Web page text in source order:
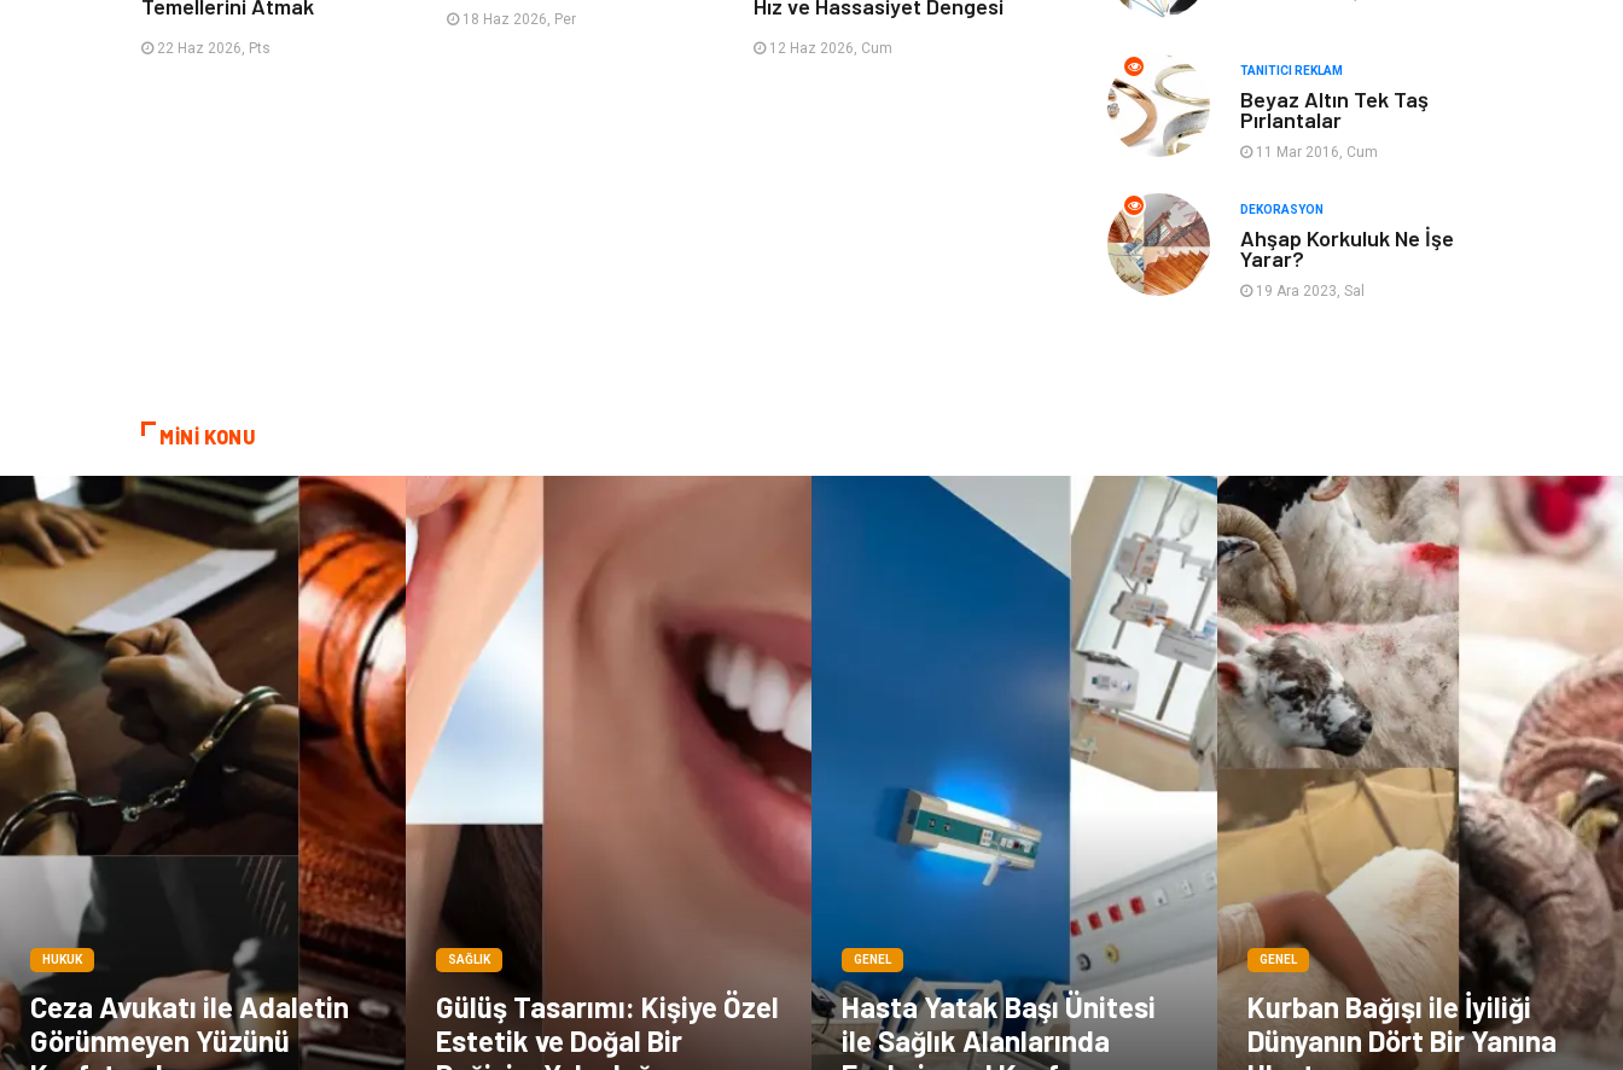
Temellerini Atmak
22 Haz 2026, Pts
18 Haz 2026, Per
Hız ve Hassasiyet Dengesi
12 Haz 2026, Cum
Maden ve Metal İnternet
Plastik
Endüstriyel
Bebek Giyim Ambalaj
Kiralama
Servisleri
Dernekler ve
Birlikler
Kültür
TANITICI REKLAM
Beyaz Altın Tek Taş
Pırlantalar
11 Mar 2016, Cum
DEKORASYON
Ahşap Korkuluk Ne İşe
Yarar?
19 Ara 2023, Sal
MİNİ KONU
HUKUK
Ceza Avukatı ile Adaletin
Görünmeyen Yüzünü
SAĞLIK
Gülüş Tasarımı: Kişiye Özel
Estetik ve Doğal Bir
GENEL
Hasta Yatak Başı Ünitesi
ile Sağlık Alanlarında
GENEL
Kurban Bağışı ile İyiliği
Dünyanın Dört Bir Yanına